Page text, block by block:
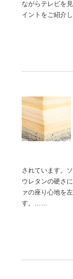
ながらテレビを
イントをご紹介
されています。
ウレタンの硬さ
ァの座り心地を
す。……